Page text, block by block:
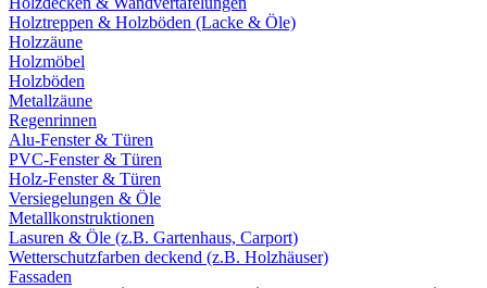
Holztreppen & Holzböden (Lacke & Öle)
Holzzäune
Holzmöbel
Holzböden
Metallzäune
Regenrinnen
Alu-Fenster & Türen
PVC-Fenster & Türen
Holz-Fenster & Türen
Versiegelungen & Öle
Metallkonstruktionen
Lasuren & Öle (z.B. Gartenhaus, Carport)
Wetterschutzfarben deckend (z.B. Holzhäuser)
Fassaden